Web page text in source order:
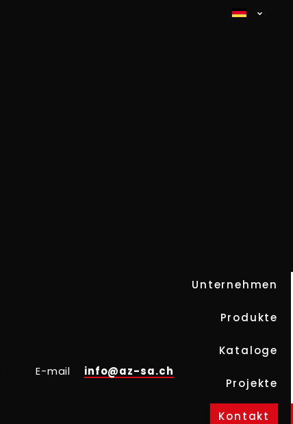
Unternehmen
Produkte
Kataloge
Projekte
Kontakt
E-mail info@az-sa.ch